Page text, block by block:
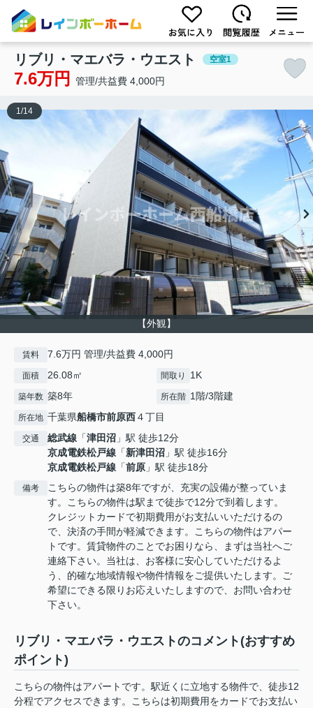
リブリ・マエバラ・ウエスト 空室1
7.6万円 管理/共益費 4,000円
【外観】
1 /14
賃料 7.6万円 管理/共益費 4,000円
面積 26.08㎡ 間取り 1K
築年数 築8年 所在階 1階/3階建
所在地 千葉県船橋市前原西４丁目
交通 総武線 「津田沼 」駅 徒歩12分
京成電鉄松戸線 「新津田沼 」駅 徒歩16分
京成電鉄松戸線 「前原 」駅 徒歩18分
備考
こちらの物件は築8年ですが、充実の設備が整っていま
す。こちらの物件は駅まで徒歩で12分で到着します。
クレジットカードで初期費用がお支払いいただけるの
で、決済の手間が軽減できます。こちらの物件はアパー
トです。賃貸物件のことでお困りなら、まずは当社へご
連絡下さい。当社は、お客様に安心していただけるよ
う、的確な地域情報や物件情報をご提供いたします。ご
希望にできる限りお応えいたしますので、お問い合わせ
下さい。
リブリ・マエバラ・ウエストのコメント(おすすめ
ポイント)
こちらの物件はアパートです。駅近くに立地する物件で、徒歩12
分程でアクセスできます。こちらは初期費用をカードでお支払い